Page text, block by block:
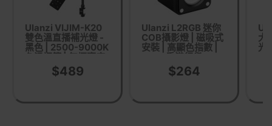
Ulanzi VIJIM-K20
雙色溫直播補光燈 -
黑色 | 2500-9000K
色溫調節 | 無極亮度
調節 | 香港行貨
$489
Ulanzi L2RGB 迷你
COB攝影燈 | 磁吸式
安裝 | 高顯色指數 |
香港行貨
$264
大
光